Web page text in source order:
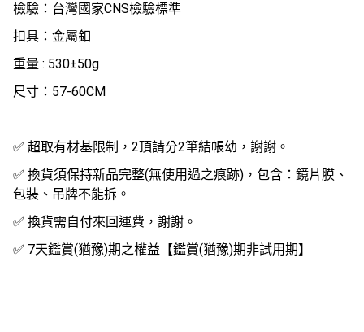
檢驗：台灣國家CNS檢驗標準
扣具：金屬釦
重量 : 530±50g
尺寸：57-60CM
✅ 超取有材基限制，2頂請分2筆結帳幼，謝謝。
✅ 換貨須保持新品完整(無使用過之痕跡)，包含：鏡片膜、
包裝、吊牌不能拆。
✅ 換貨需自付來回運費，謝謝。
✅ 7天鑑賞(猶豫)期之權益【鑑賞(猶豫)期非試用期】